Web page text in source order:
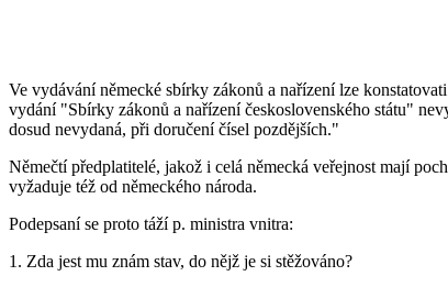
Ve vydávání německé sbírky zákonů a nařízení lze
vydání "Sbírky zákonů a nařízení československého státu"
dosud nevydaná, při doručení čísel pozdějších."
Němečtí předplatitelé, jakož i celá německá veřejnost mají
vyžaduje též od německého národa.
Podepsaní se proto táží p. ministra vnitra:
1. Zda jest mu znám stav, do nějž je si stěžováno?